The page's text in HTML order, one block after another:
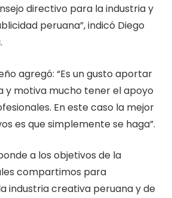
directivo para la industria y
peruana”, indicó Diego
agregó: “Es un gusto aportar
y motiva mucho tener el apoyo
En este caso la mejor
es que simplemente se haga”.
a los objetivos de la
compartimos para
industria creativa peruana y de